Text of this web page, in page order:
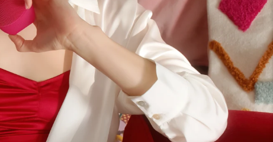
Moje adresy
Moje subskrypcje